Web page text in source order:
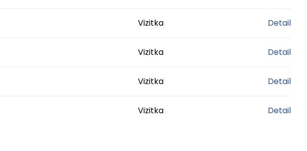
Vizitka Detail
Vizitka Detail
Vizitka Detail
Vizitka Detail